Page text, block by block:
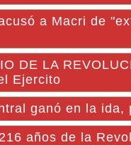
a Macri de
DE LA
Ejercito
ganó en la
años de la